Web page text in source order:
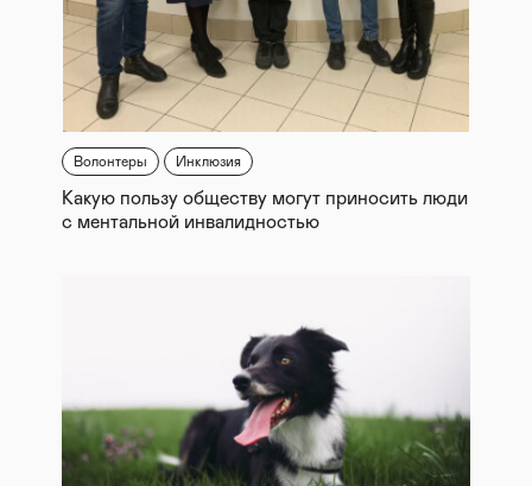
Волонтеры Инклюзия
Какую пользу обществу могут приносить люди
с ментальной инвалидностью